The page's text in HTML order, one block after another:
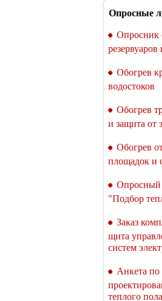
теплого
теплого
Опросные
Опросник
резервуаров
Обогрев
водостоков
Обогрев
и защита от
Обогрев
площадок и
Опросный
"Подбор
Заказ
щита
систем
Анкета по
теплого пола